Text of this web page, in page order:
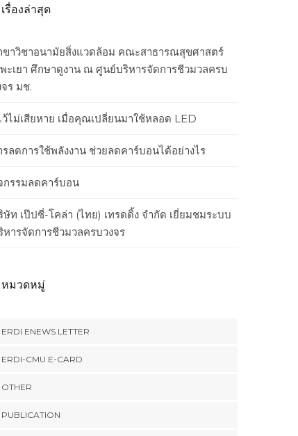
เรื่องล่าสุด
ขาวิชาอนามัยสิ่งแวดล้อม คณะสาธารณสุขศาสตร์
ะเยา ศึกษาดูงาน ณ ศูนย์บริหารจัดการชีวมวลครบ
จร มช.
ว้ไม่เสียหาย เมื่อคุณเปลี่ยนมาใช้หลอด LED
รลดการใช้พลังงาน ช่วยลดคาร์บอนได้อย่างไร
กรรมลดคาร์บอน
ษัท เป๊ปซี่-โคล่า (ไทย) เทรดดิ้ง จำกัด เยี่ยมชมระบบ
หารจัดการชีวมวลครบวงจร
หมวดหมู่
ERDI ENEWS LETTER
ERDI-CMU E-CARD
OTHER
PUBLICATION